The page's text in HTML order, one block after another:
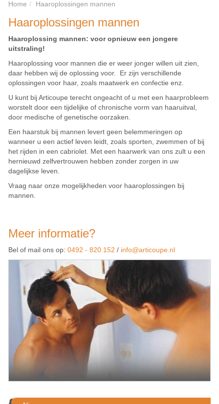
Home Haaroplossingen mannen
Haaroplossingen mannen
Haaroplossing mannen: voor opnieuw een jongere
uitstraling!
Haaroplossing voor mannen die er weer jonger willen uit zien,
daar hebben wij de oplossing voor. Er zijn verschillende
oplossingen voor haar, zoals maatwerk en confectie enz.
U kunt bij Articoupe terecht ongeacht of u met een haarprobleem
worstelt door een tijdelijke of chronische vorm van haaruitval,
door medische of genetische oorzaken.
Een haarstuk bij mannen levert geen belemmeringen op
wanneer u een actief leven leidt, zoals sporten, zwemmen of bij
het rijden in een cabriolet. Met een haarwerk van ons zult u een
hernieuwd zelfvertrouwen hebben zonder zorgen in uw
dagelijkse leven.
Vraag naar onze mogelijkheden voor haaroplossingen bij
mannen.
Meer informatie?
Bel of mail ons op: 0492 - 820 152 / info@articoupe.nl